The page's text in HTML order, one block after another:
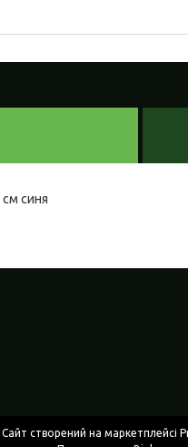
синя
Сайт створений на маркетплейсі